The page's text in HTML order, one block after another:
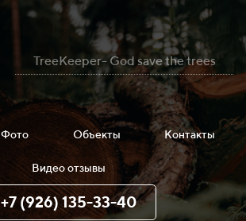
TreeKeeper- God save the trees
Фото Объекты Контакты
Видео отзывы
+7 (926) 135-33-40